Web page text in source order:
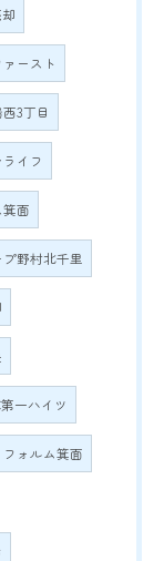
ースト
3丁目
イフ
箕面
プ野村北千里
一ハイツ
フォルム箕面